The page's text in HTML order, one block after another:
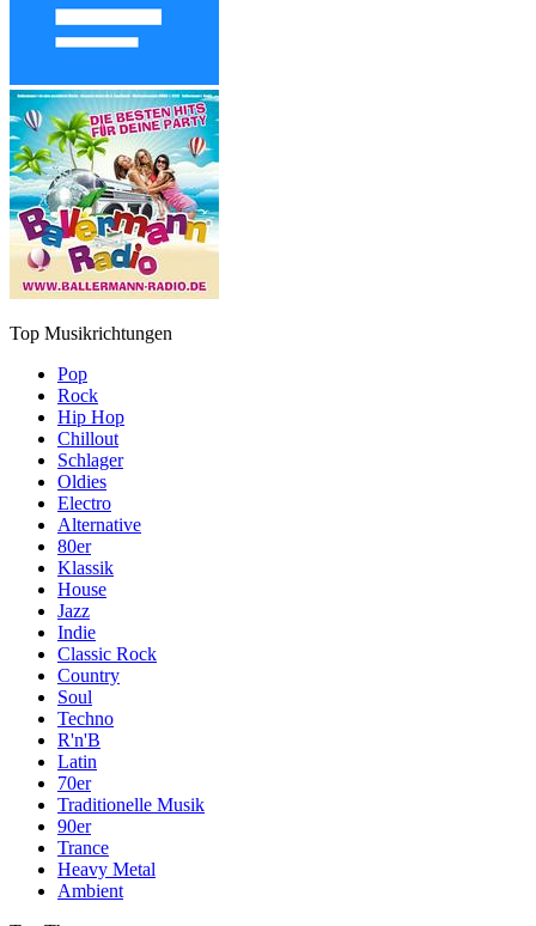
Top Musikrichtungen
Pop
Rock
Hip Hop
Chillout
Schlager
Oldies
Electro
Alternative
80er
Klassik
House
Jazz
Indie
Classic Rock
Country
Soul
Techno
R'n'B
Latin
70er
Traditionelle Musik
90er
Trance
Heavy Metal
Ambient